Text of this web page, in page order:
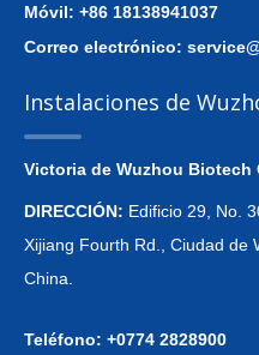
Móvil: +86 18138941037
Correo electrónico:
Instalaciones de
Victoria de Wuzhou Biotech
DIRECCIÓN: Edificio 29, No.
Xijiang Fourth Rd., Ciudad de
China.
Teléfono: +0774 2828900